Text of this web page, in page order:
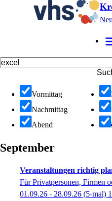
Vormittag
Nachmittag
Abend
September
Veranstaltungen richtig
Für Privatpersonen, Firmen
01.09.26 - 28.09.26 (5-mal)